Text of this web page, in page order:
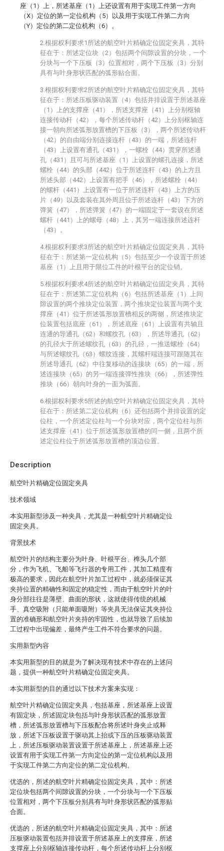
Description
航空叶片精确定位固定夹具
技术领域
本实用新型涉及一种夹具，尤其是一种航空叶片精确定位
固定夹具。
背景技术
航空叶片的结构主要分为叶身、叶根平台、榫头几个部
分，作为飞机、飞船等飞行器的专用工件，其加工精度有
极高的要求，因此在航空叶片加工过程中，就必须保证其
夹持位置的精确性和固定的稳定性，而由于航空叶片的叶
身分部往往是薄壁、曲面的形状，这就使得传统的机械
手、真空吸附（只能单面吸附）等夹具无法保证其夹持位
置的准确形和航空叶片夹持的牢固性，也就导致了后续加
工过程中出现偏差，最终产生工件不符合要求的问题。
实用新型内容
本实用新型的目的就是为了解决现有技术中存在的上述问
题，提供一种航空叶片精确定位固定夹具。
本实用新型的目的通过以下技术方案来实现：
航空叶片精确定位固定夹具，包括基座，所述基座上设置
有固定块，所述固定块包括与叶身形状匹配的弧形放置
槽，所述弧形放置槽与下压板配合将所述叶身夹止或释
放，所述下压板设置于驱动其上抬或下压的压板驱动装置
上，所述压板驱动装置设置于所述基座上，所述基座上还
设置有用于实现工件第一方向定位的第一定位机构以及用
于实现工件第二方向定位的第二定位机构。
优选的，所述的航空叶片精确定位固定夹具，其中：所述
定位块包括两个间隙设置的分块，一个分块与一个下压板
位置相对，两个下压板分别具有与叶身形状匹配的弧形贴
合面。
优选的，所述的航空叶片精确定位固定夹具，其中：所述
压板驱动装置包括并排设置于所述基座上的支撑座，所述
支撑座上分别枢轴连接传动杆，每个所述传动杆上分别枢
座（1）上，所述基座（1）上还设置有用于实现工件第一方向
（X）定位的第一定位机构（5）以及用于实现工件第二方向
（Y）定位的第二定位机构（6）。
2.根据权利要求1所述的航空叶片精确定位固定夹具，其特
征在于：所述定位块（2）包括两个间隙设置的分块，一个
分块与一个下压板（3）位置相对，两个下压板（3）分别
具有与叶身形状匹配的弧形贴合面。
3.根据权利要求2所述的航空叶片精确定位固定夹具，其特
征在于：所述压板驱动装置（4）包括并排设置于所述基座
（1）上的支撑座（41），所述支撑座（41）上分别枢轴
连接传动杆（42），每个所述传动杆（42）上分别枢轴连
接一朝向所述弧形放置槽的下压板（3），两个所述传动杆
（42）的自由端分别连接连杆（43）的一端，所述连杆
（43）上设置有通孔（431），一螺栓（44）贯穿所述通
孔（431）且可与所述基座（1）上设置的螺孔连接，所述
螺栓（44）的头部（442）位于所述连杆（43）的上方且
所述头部（442）上设置有把手（46），所述螺栓（44）
的螺杆（441）上设置有一位于所述连杆（43）上方的压
片（49）以及套装在其外周且位于所述连杆（43）下方的
弹簧（47），所述弹簧（47）的一端固定于一套设在所述
螺杆（441）上的螺母（48）上，其另一端连接所述连杆
（43）。
4.根据权利要求3所述的航空叶片精确定位固定夹具，其特
征在于：所述第一定位机构（5）包括至少一个设置于所述
基座（1）上且用于限位工件的叶根平台的定位销。
5.根据权利要求4所述的航空叶片精确定位固定夹具，其特
征在于：所述第二定位机构（6）包括所述基座（1）上间
隙设置的两个推块定位装置，两个推块定位装置与两个支
撑座（41）位于所述弧形放置槽相反的两侧，所述推块定
位装置包括底座（61），所述底座（61）上设置有共轴且
连通的导通孔（62）和螺纹孔（63），所述导通孔（62）
的孔径大于所述螺纹孔（63）的孔径，一推送螺栓（64）
与所述螺纹孔（63）螺纹连接，其螺杆端连接可跟随其在
所述导通孔（62）中往复移动的连接块（65）的一端，所
述连接块（65）的另一端连接弹性推块（66），所述弹性
推块（66）朝向叶身的一面为弧面。
6.根据权利要求5所述的航空叶片精确定位固定夹具，其特
征在于：所述第二定位机构（6）还包括两个并排设置的定
位柱，一个所述定位柱与一个分块对应，两个定位柱与所
述支撑座（41）位于所述弧形放置槽的同一侧，且两个所
述定位柱位于所述弧形放置槽的顶边位置。